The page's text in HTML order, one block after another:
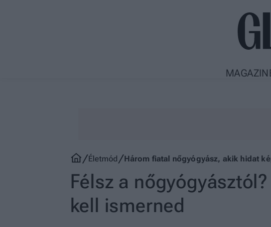
MAGAZIN
Életmód Három fiatal nőgyógyász, akik hidat
Félsz a
kell ismerned